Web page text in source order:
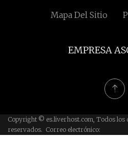
Mapa Del Sitio
EMPRESA
Copyright © es.liverhost.com, Todos los
reservados. Correo electrónico: